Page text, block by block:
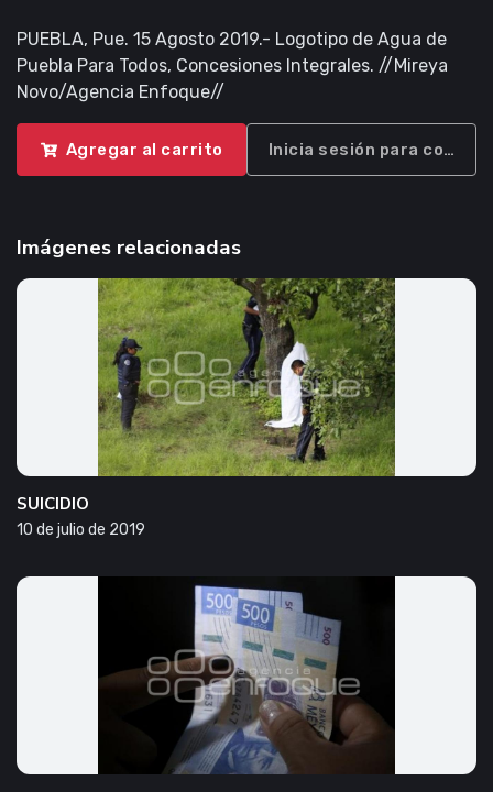
PUEBLA, Pue. 15 Agosto 2019.- Logotipo de Agua de
Puebla Para Todos, Concesiones Integrales. //Mireya
Novo/Agencia Enfoque//
Agregar al carrito Inicia sesión para
Imágenes relacionadas
SUICIDIO
10 de julio de 2019